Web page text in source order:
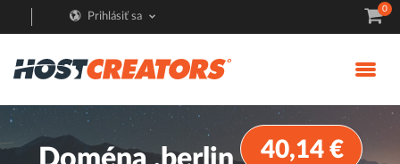
Prihlásiť sa
0
40,14 €